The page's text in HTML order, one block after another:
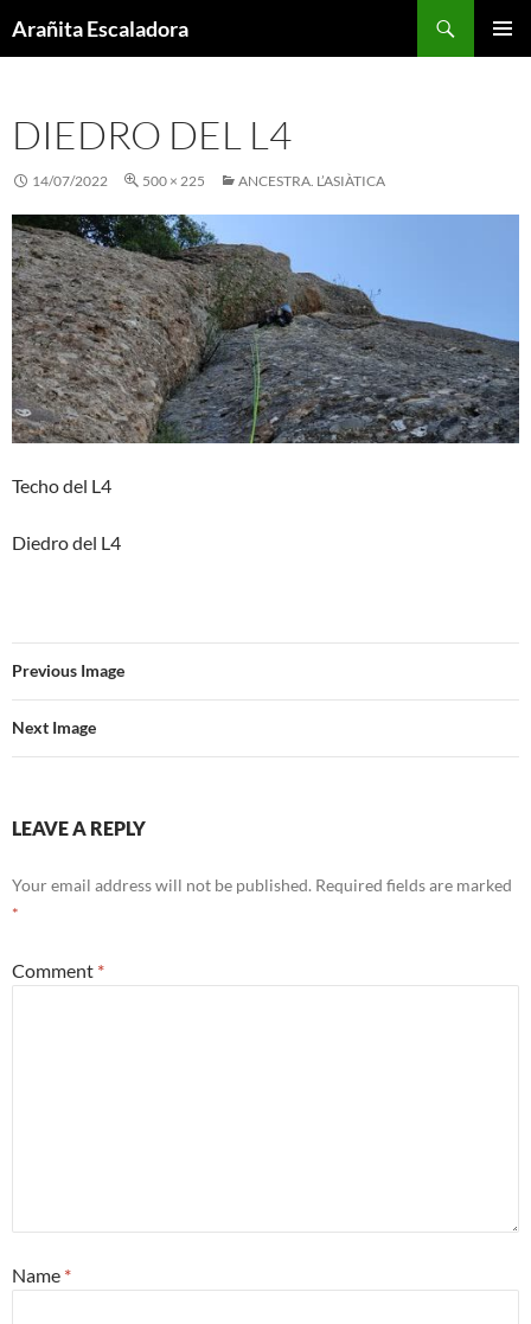
toArañita Escaladora
DIEDRO DEL L4
14/07/2022 500 × 225 ANCESTRA. L’ASIÀTICA
Techo del L4
Diedro del L4
Previous Image
Next Image
LEAVE A REPLY
Your email address will not be published. Required fields are marked
*
Comment *
Name *